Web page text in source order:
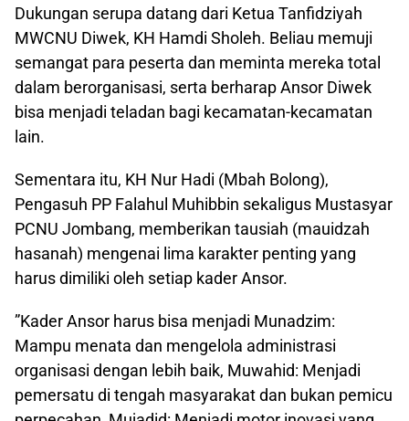
​Dukungan serupa datang dari Ketua Tanfidziyah
MWCNU Diwek, KH Hamdi Sholeh. Beliau memuji
semangat para peserta dan meminta mereka total
dalam berorganisasi, serta berharap Ansor Diwek
bisa menjadi teladan bagi kecamatan-kecamatan
lain.
​Sementara itu, KH Nur Hadi (Mbah Bolong),
Pengasuh PP Falahul Muhibbin sekaligus Mustasyar
PCNU Jombang, memberikan tausiah (mauidzah
hasanah) mengenai lima karakter penting yang
harus dimiliki oleh setiap kader Ansor.
​”Kader Ansor harus bisa menjadi Munadzim:
Mampu menata dan mengelola administrasi
organisasi dengan lebih baik, Muwahid: Menjadi
pemersatu di tengah masyarakat dan bukan pemicu